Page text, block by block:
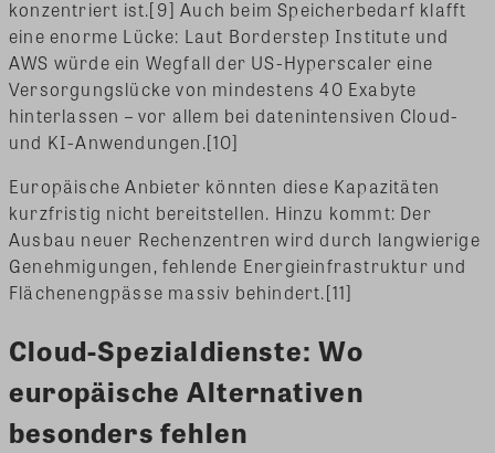
konzentriert ist.[9] Auch beim Speicherbedarf klafft
eine enorme Lücke: Laut Borderstep Institute und
AWS würde ein Wegfall der US-Hyperscaler eine
Versorgungslücke von mindestens 40 Exabyte
hinterlassen – vor allem bei datenintensiven Cloud-
und KI-Anwendungen.[10]
Europäische Anbieter könnten diese Kapazitäten
kurzfristig nicht bereitstellen. Hinzu kommt: Der
Ausbau neuer Rechenzentren wird durch langwierige
Genehmigungen, fehlende Energieinfrastruktur und
Flächenengpässe massiv behindert.[11]
Cloud-Spezialdienste: Wo
europäische Alternativen
besonders fehlen